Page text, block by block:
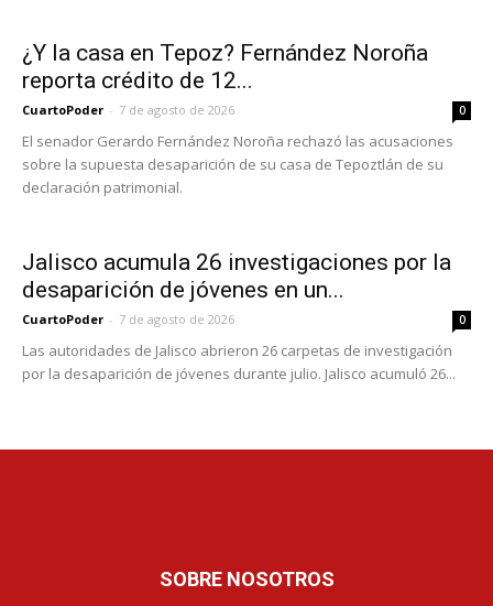
¿Y la casa en Tepoz? Fernández Noroña
reporta crédito de 12...
CuartoPoder - 7 de agosto de 2026 0
El senador Gerardo Fernández Noroña rechazó las acusaciones
sobre la supuesta desaparición de su casa de Tepoztlán de su
declaración patrimonial.
Jalisco acumula 26 investigaciones por la
desaparición de jóvenes en un...
CuartoPoder - 7 de agosto de 2026 0
Las autoridades de Jalisco abrieron 26 carpetas de investigación
por la desaparición de jóvenes durante julio. Jalisco acumuló 26...
SOBRE NOSOTROS